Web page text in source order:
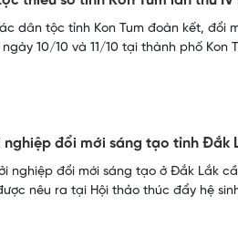
dân tộc tỉnh Kon Tum đoàn kết,
10/10 và 11/10 tại thành phố
nghiệp đổi mới sáng tạo tỉnh Đắk
nghiệp đổi mới sáng tạo ở Đắk
nêu ra tại Hội thảo thúc đẩy hệ